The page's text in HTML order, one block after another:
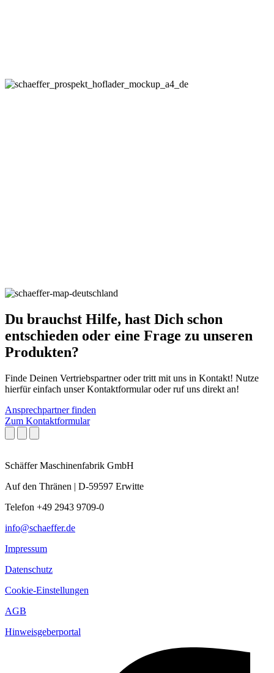
Du brauchst Hilfe, hast Dich schon
entschieden oder eine Frage zu unseren
Produkten?
Finde Deinen Vertriebspartner oder tritt mit uns in Kontakt! Nutze
hierfür einfach unser Kontaktformular oder ruf uns direkt an!
Ansprechpartner finden
Zum Kontaktformular
Schäffer Maschinenfabrik GmbH
Auf den Thränen | D-59597 Erwitte
Telefon +49 2943 9709-0
info@schaeffer.de
Impressum
Datenschutz
Cookie-Einstellungen
AGB
Hinweisgeberportal